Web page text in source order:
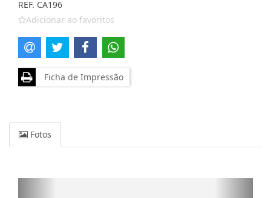
REF. CA196
Adicionar ao favoritos
Ficha de Impressão
Fotos